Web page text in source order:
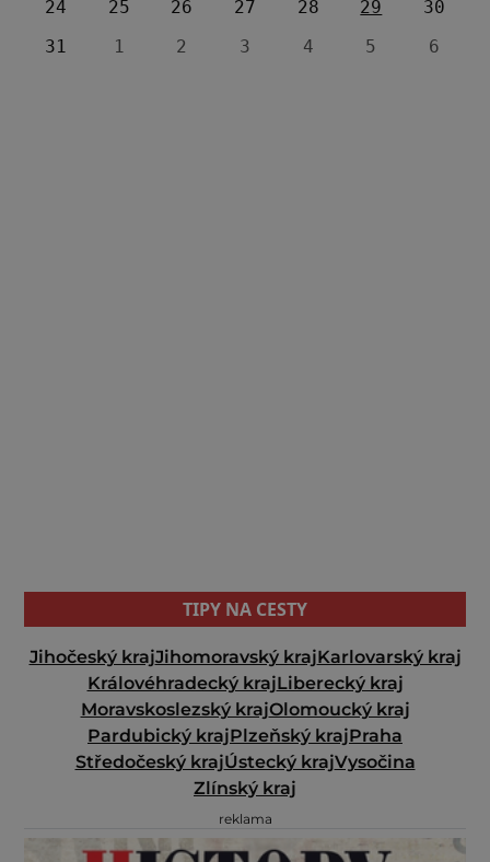
24
25 26 27 28 29
30
31
1 2 3 4 5 6
TIPY NA CESTY
Jihočeský krajJihomoravský krajKarlovarský kraj
Královéhradecký krajLiberecký kraj
Moravskoslezský krajOlomoucký kraj
Pardubický krajPlzeňský krajPraha
Středočeský krajÚstecký krajVysočina
Zlínský kraj
reklama